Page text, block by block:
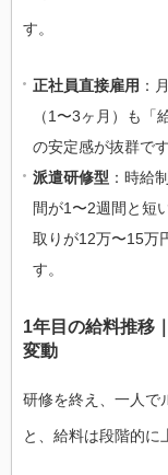
す。
正社員直接雇用 ：
（1〜3ヶ月）も
の安定感が抜群です
派遣研修型 ：時給
間が1〜2週間と短
取りが12万〜15万
す。
1年目の給料推移
変動
研修を終え、一人で
と、給料は段階的に